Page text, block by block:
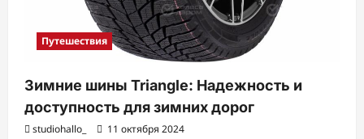
Путешествия
Зимние шины Triangle: Надежность и
доступность для зимних дорог
studiohallo_ 11 октября 2024